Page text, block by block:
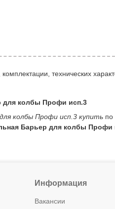
технических
для колбы Профи исп.3
колбы Профи исп.3 купить по
Барьер для колбы Профи
Информация
Вакансии